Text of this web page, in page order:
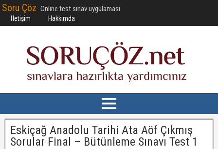
Soru Çöz Online test sınav uygulaması
İletişim Hakkımda
Eskiçağ Anadolu Tarihi Ata Aöf Çıkmış
Sorular Final – Bütünleme Sınavı Test 1